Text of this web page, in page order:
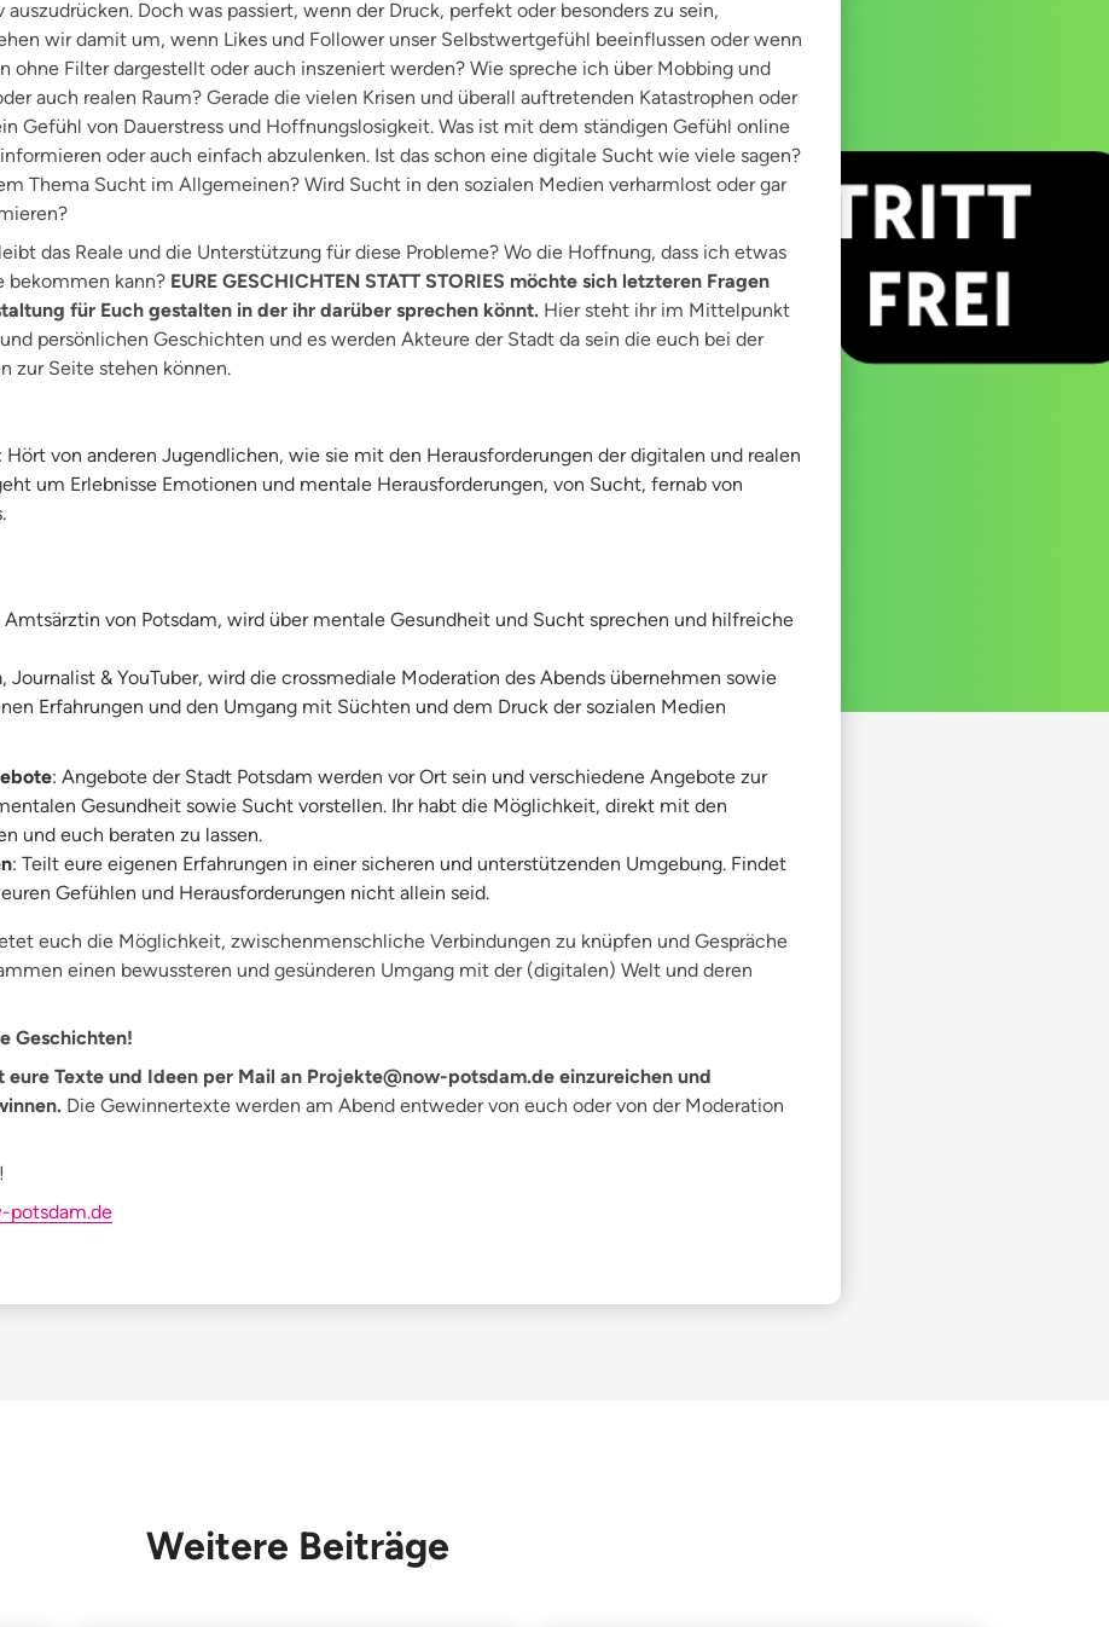
Doch was passiert, wenn der Druck, perfekt oder besonders zu sein,
wir damit um, wenn Likes und Follower unser Selbstwertgefühl beeinflussen oder wenn
ohne Filter dargestellt oder auch inszeniert werden? Wie spreche ich über Mobbing und
auch realen Raum? Gerade die vielen Krisen und überall auftretenden Katastrophen oder
Gefühl von Dauerstress und Hoffnungslosigkeit. Was ist mit dem ständigen Gefühl online
oder auch einfach abzulenken. Ist das schon eine digitale Sucht wie viele sagen?
Thema Sucht im Allgemeinen? Wird Sucht in den sozialen Medien verharmlost oder gar
das Reale und die Unterstützung für diese Probleme? Wo die Hoffnung, dass ich etwas
bekommen kann? EURE GESCHICHTEN STATT STORIES möchte sich letzteren Fragen
für Euch gestalten in der ihr darüber sprechen könnt. Hier steht ihr im Mittelpunkt
persönlichen Geschichten und es werden Akteure der Stadt da sein die euch bei der
zur Seite stehen können.
: Hört von anderen Jugendlichen, wie sie mit den Herausforderungen der digitalen und realen
um Erlebnisse Emotionen und mentale Herausforderungen, von Sucht, fernab von
Amtsärztin von Potsdam, wird über mentale Gesundheit und Sucht sprechen und hilfreiche
, Journalist & YouTuber, wird die crossmediale Moderation des Abends übernehmen sowie
Erfahrungen und den Umgang mit Süchten und dem Druck der sozialen Medien
: Angebote der Stadt Potsdam werden vor Ort sein und verschiedene Angebote zur
Gesundheit sowie Sucht vorstellen. Ihr habt die Möglichkeit, direkt mit den
und euch beraten zu lassen.
: Teilt eure eigenen Erfahrungen in einer sicheren und unterstützenden Umgebung. Findet
Gefühlen und Herausforderungen nicht allein seid.
euch die Möglichkeit, zwischenmenschliche Verbindungen zu knüpfen und Gespräche
einen bewussteren und gesünderen Umgang mit der (digitalen) Welt und deren
Geschichten!
Texte und Ideen per Mail an Projekte@now-potsdam.de einzureichen und
Die Gewinnertexte werden am Abend entweder von euch oder von der Moderation
potsdam.de
Weitere Beiträge